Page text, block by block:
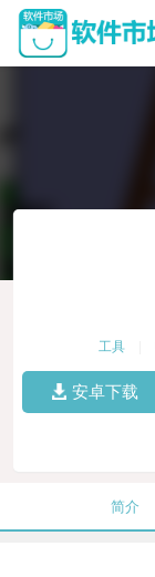
工具
安卓下载
简介